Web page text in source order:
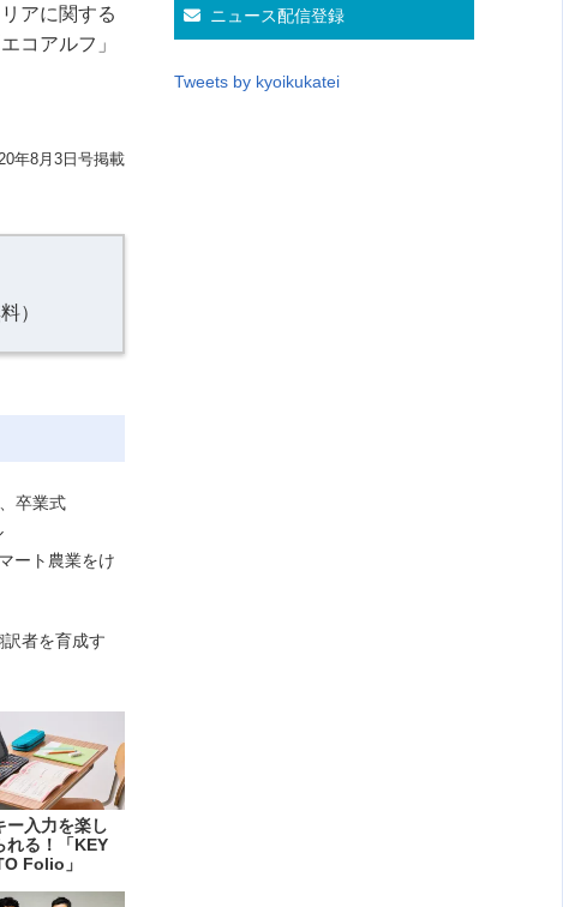
アに関する
コアルフ」
年8月3日号掲載
）
卒業式
ート農業をけ
訳者を育成す
ー入力を楽し
れる！「KEY
Folio」
ニュース配信登録
Tweets by kyoikukatei